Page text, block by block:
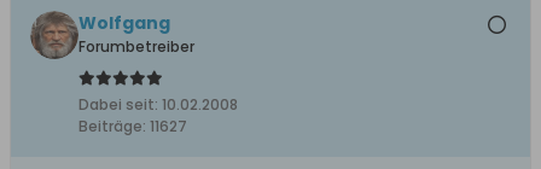
Wolfgang
Forumbetreiber
Dabei seit: 10.02.2008
Beiträge: 11627